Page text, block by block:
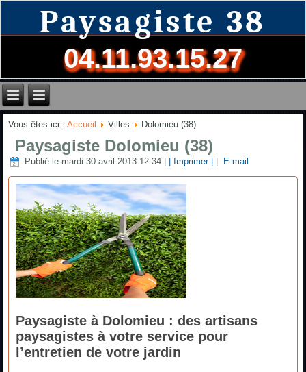
Paysagiste 38
04.11.93.15.27
Vous êtes ici :Accueil Villes Dolomieu (38)
Paysagiste Dolomieu (38)
Publié le mardi 30 avril 2013 12:34 | Imprimer | E-mail
Paysagiste à Dolomieu : des artisans
paysagistes à votre service pour
l’entretien de votre jardin